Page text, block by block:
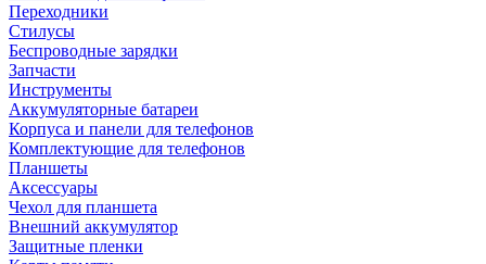
Переходники
Стилусы
Беспроводные зарядки
Запчасти
Инструменты
Аккумуляторные батареи
Корпуса и панели для телефонов
Комплектующие для телефонов
Планшеты
Аксессуары
Чехол для планшета
Внешний аккумулятор
Защитные пленки